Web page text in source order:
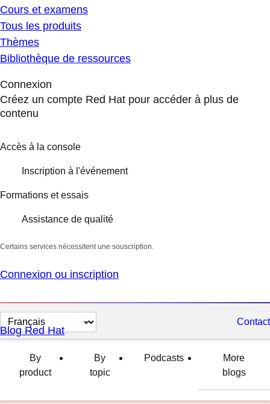
Cours et examens
Tous les produits
Thèmes
Bibliothèque de ressources
Connexion
Créez un compte Red Hat pour accéder à plus de
contenu
Accès à la console
Inscription à l'événement
Formations et essais
Assistance de qualité
Certains services nécessitent une souscription.
Connexion ou inscription
Changer
la
langue
Contact
Blog Red Hat
By
product
By
topic
Podcasts
More
blogs